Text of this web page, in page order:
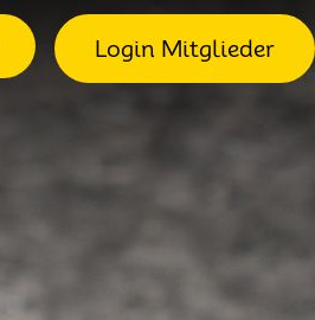
Login Mitglieder